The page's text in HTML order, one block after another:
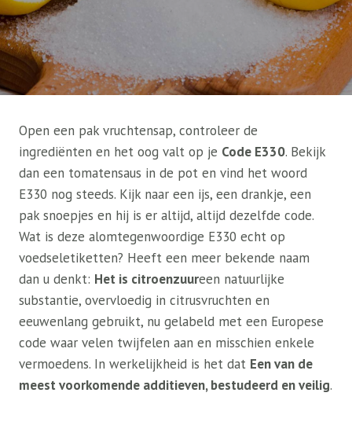
Open een pak vruchtensap, controleer de
ingrediënten en het oog valt op je Code E330. Bekijk
dan een tomatensaus in de pot en vind het woord
E330 nog steeds. Kijk naar een ijs, een drankje, een
pak snoepjes en hij is er altijd, altijd dezelfde code.
Wat is deze alomtegenwoordige E330 echt op
voedseletiketten? Heeft een meer bekende naam
dan u denkt: Het is citroenzuureen natuurlijke
substantie, overvloedig in citrusvruchten en
eeuwenlang gebruikt, nu gelabeld met een Europese
code waar velen twijfelen aan en misschien enkele
vermoedens. In werkelijkheid is het dat Een van de
meest voorkomende additieven, bestudeerd en veilig.